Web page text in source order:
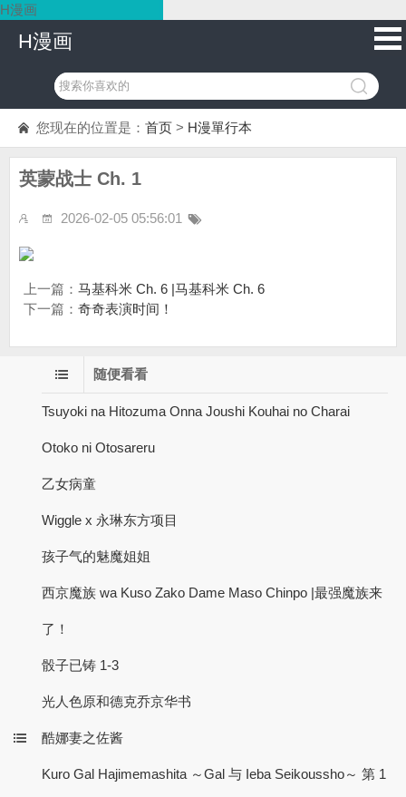
H漫画
H漫画
您现在的位置是： 首页 > H漫單行本
英蒙战士 Ch. 1
2026-02-05 05:56:01
上一篇： 马基科米 Ch. 6 |马基科米 Ch. 6
下一篇： 奇奇表演时间！
随便看看
Tsuyoki na Hitozuma Onna Joushi Kouhai no Charai
Otoko ni Otosareru
乙女病童
Wiggle x 永琳东方项目
孩子气的魅魔姐姐
西京魔族 wa Kuso Zako Dame Maso Chinpo |最强魔族来
了！
骰子已铸 1-3
光人色原和德克乔京华书
酷娜妻之佐酱
Kuro Gal Hajimemashita ～Gal 与 Ieba Seikoussho～ 第 1